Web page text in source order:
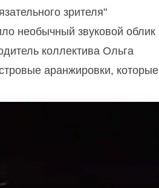
зрителя"
необычный звуковой облик
коллектива Ольга
аранжировки, которые